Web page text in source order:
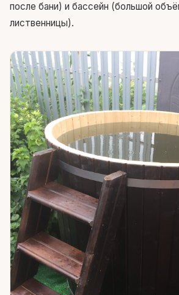
после бани) и бассейн (большой
лиственницы).